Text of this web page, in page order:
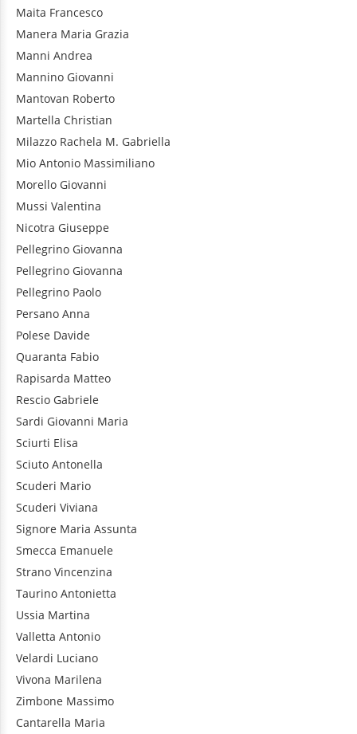
Maita Francesco
Manera Maria Grazia
Manni Andrea
Mannino Giovanni
Mantovan Roberto
Martella Christian
Milazzo Rachela M. Gabriella
Mio Antonio Massimiliano
Morello Giovanni
Mussi Valentina
Nicotra Giuseppe
Pellegrino Giovanna
Pellegrino Giovanna
Pellegrino Paolo
Persano Anna
Polese Davide
Quaranta Fabio
Rapisarda Matteo
Rescio Gabriele
Sardi Giovanni Maria
Sciurti Elisa
Sciuto Antonella
Scuderi Mario
Scuderi Viviana
Signore Maria Assunta
Smecca Emanuele
Strano Vincenzina
Taurino Antonietta
Ussia Martina
Valletta Antonio
Velardi Luciano
Vivona Marilena
Zimbone Massimo
Cantarella Maria